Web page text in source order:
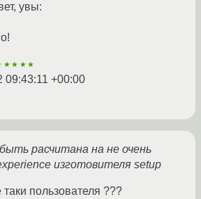
увы:
09:43:11 +00:00
расчитана на не очень
изготовителя setup
пользователя ???